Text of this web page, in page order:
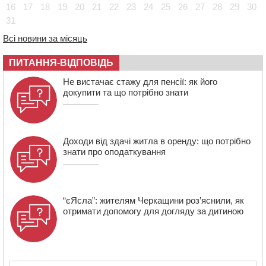
12:15
11:29
У Черкасах до середини серпня обмежать рух
10:54 На Черкащині кількість укриттів збільшилась
уп’ятеро з початку повномасштабної війни
16
17 18 19 20 21 22 23 24 25 26 27 28 29
30
31
Всі новини за місяць
ПИТАННЯ-ВІДПОВІДЬ
Не вистачає стажу для пенсії: як його
докупити та що потрібно знати
Доходи від здачі житла в оренду: що потрібно
знати про оподаткування
“єЯсла”: жителям Черкащини роз’яснили, як
отримати допомогу для догляду за дитиною